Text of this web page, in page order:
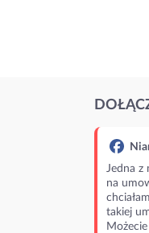
Jedna z
na
takiej